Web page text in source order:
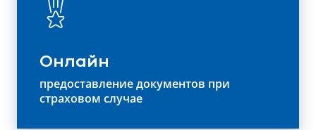
Онлайн
предоставление документов при
страховом случае